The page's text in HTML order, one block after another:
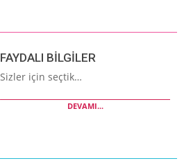
FAYDALI BİLGİLER
Sizler için seçtik…
DEVAMI...